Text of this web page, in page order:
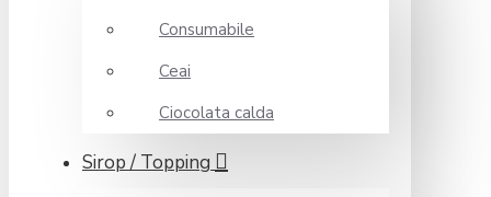
Consumabile
Ceai
Ciocolata calda
Sirop / Topping